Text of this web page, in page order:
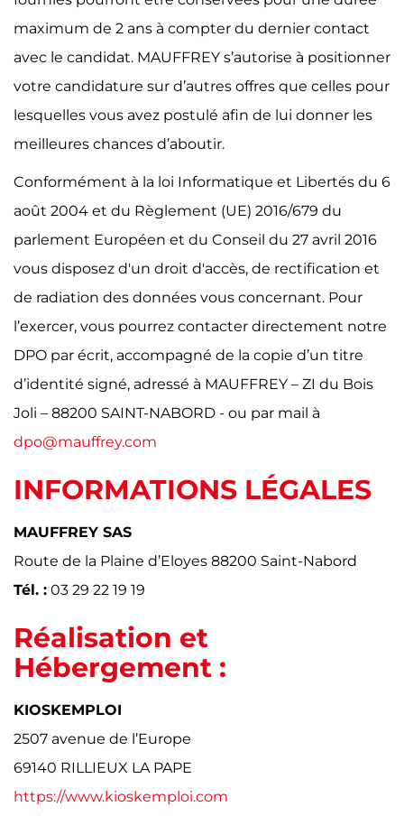
maximum de 2 ans à compter du dernier contact
avec le candidat. MAUFFREY s’autorise à positionner
votre candidature sur d’autres offres que celles pour
lesquelles vous avez postulé afin de lui donner les
meilleures chances d’aboutir.
Conformément à la loi Informatique et Libertés du 6
août 2004 et du Règlement (UE) 2016/679 du
parlement Européen et du Conseil du 27 avril 2016
vous disposez d'un droit d'accès, de rectification et
de radiation des données vous concernant. Pour
l’exercer, vous pourrez contacter directement notre
DPO par écrit, accompagné de la copie d’un titre
d’identité signé, adressé à MAUFFREY – ZI du Bois
Joli – 88200 SAINT-NABORD - ou par mail à
dpo@mauffrey.com
INFORMATIONS LÉGALES
MAUFFREY SAS
Route de la Plaine d’Eloyes 88200 Saint-Nabord
Tél. : 03 29 22 19 19
Réalisation et
Hébergement :
KIOSKEMPLOI
2507 avenue de l’Europe
69140 RILLIEUX LA PAPE
https://www.kioskemploi.com